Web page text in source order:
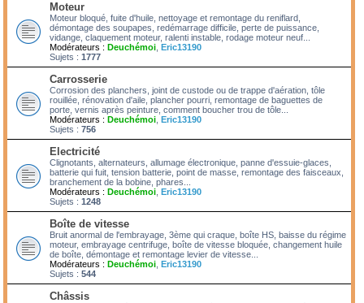
Moteur
Moteur bloqué, fuite d'huile, nettoyage et remontage du reniflard,
démontage des soupapes, redémarrage difficile, perte de puissance,
vidange, claquement moteur, ralenti instable, rodage moteur neuf...
Modérateurs : Deuchémoi Eric13190
Sujets : 1777
Carrosserie
Corrosion des planchers, joint de custode ou de trappe d'aération, tôle
rouillée, rénovation d'aile, plancher pourri, remontage de baguettes de
porte, vernis après peinture, comment boucher trou de tôle...
Modérateurs : Deuchémoi Eric13190
Sujets : 756
Electricité
Clignotants, alternateurs, allumage électronique, panne d'essuie-glaces,
batterie qui fuit, tension batterie, point de masse, remontage des faisceaux,
branchement de la bobine, phares...
Modérateurs : Deuchémoi Eric13190
Sujets : 1248
Boîte de vitesse
Bruit anormal de l'embrayage, 3ème qui craque, boîte HS, baisse du régime
moteur, embrayage centrifuge, boîte de vitesse bloquée, changement huile
de boîte, démontage et remontage levier de vitesse...
Modérateurs : Deuchémoi Eric13190
Sujets : 544
Châssis